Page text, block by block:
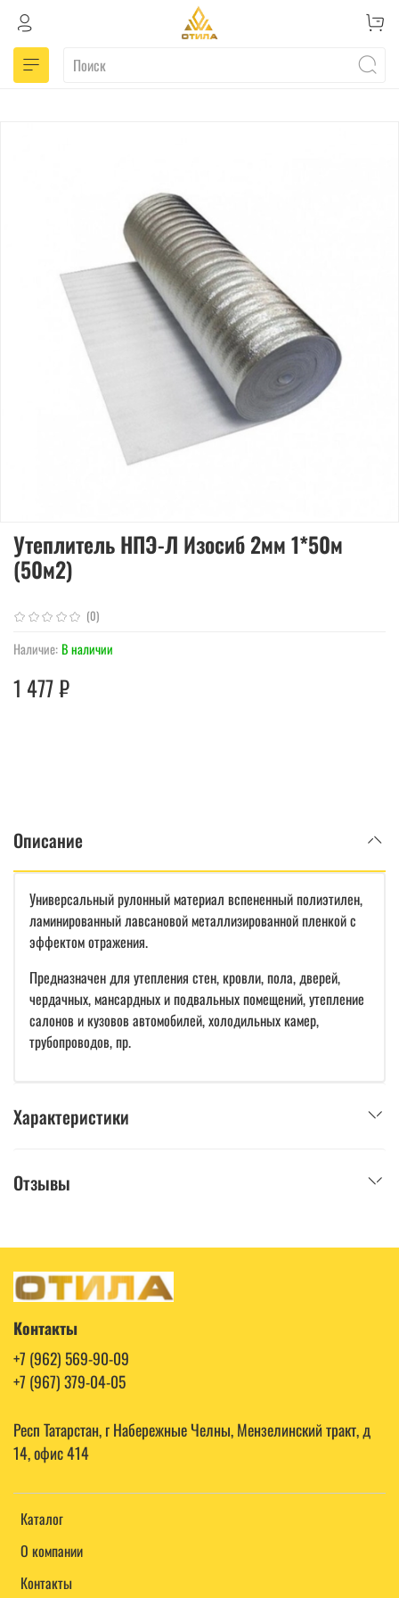
(0)
Наличие:В наличии
Утеплитель НПЭ-Л Изосиб 2мм 1*50м
(50м2)
1 477 ₽
Описание
Универсальный рулонный материал вспененный полиэтилен,
ламинированный лавсановой металлизированной пленкой с
эффектом отражения.
Предназначен для утепления стен, кровли, пола, дверей,
чердачных, мансардных и подвальных помещений, утепление
салонов и кузовов автомобилей, холодильных камер,
трубопроводов, пр.
Характеристики
Отзывы
Каталог
О компании
Контакты
Контакты
+7 (962) 569-90-09
+7 (967) 379-04-05
Респ Татарстан, г Набережные Челны, Мензелинский тракт, д
14, офис 414